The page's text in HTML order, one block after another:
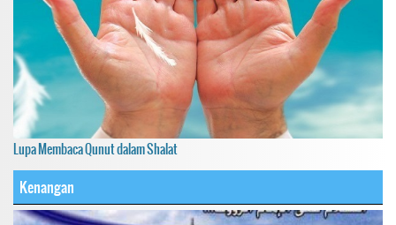
Lupa Membaca Qunut dalam Shalat
Kenangan